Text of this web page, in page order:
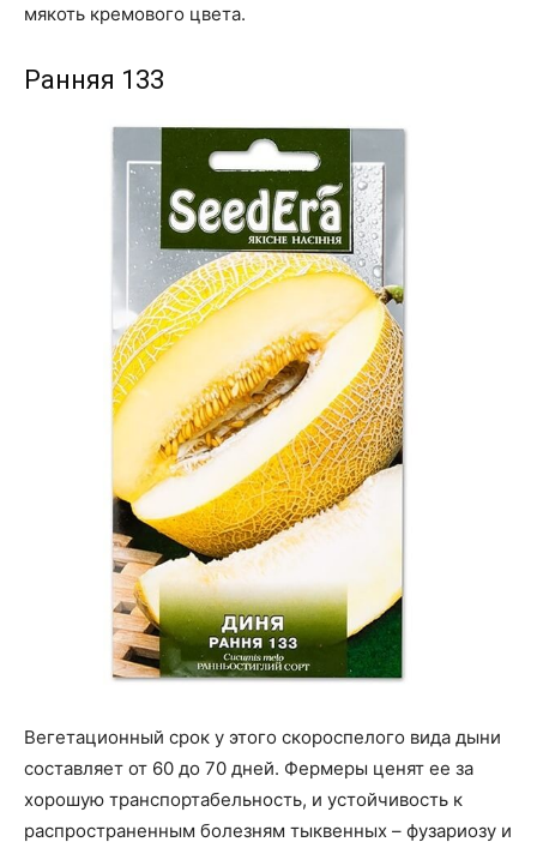
мякоть кремового цвета.
Ранняя 133
Вегетационный срок у этого скороспелого вида дыни
составляет от 60 до 70 дней. Фермеры ценят ее за
хорошую транспортабельность, и устойчивость к
распространенным болезням тыквенных – фузариозу и